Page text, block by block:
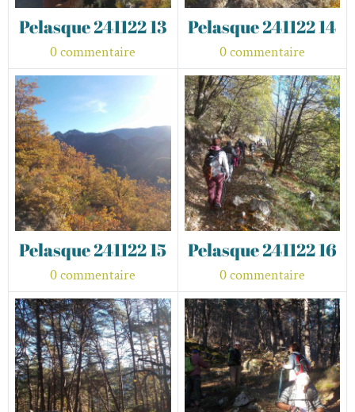
Pelasque 241122 13
0 commentaire
Pelasque 241122 14
0 commentaire
Pelasque 241122 15
0 commentaire
Pelasque 241122 16
0 commentaire